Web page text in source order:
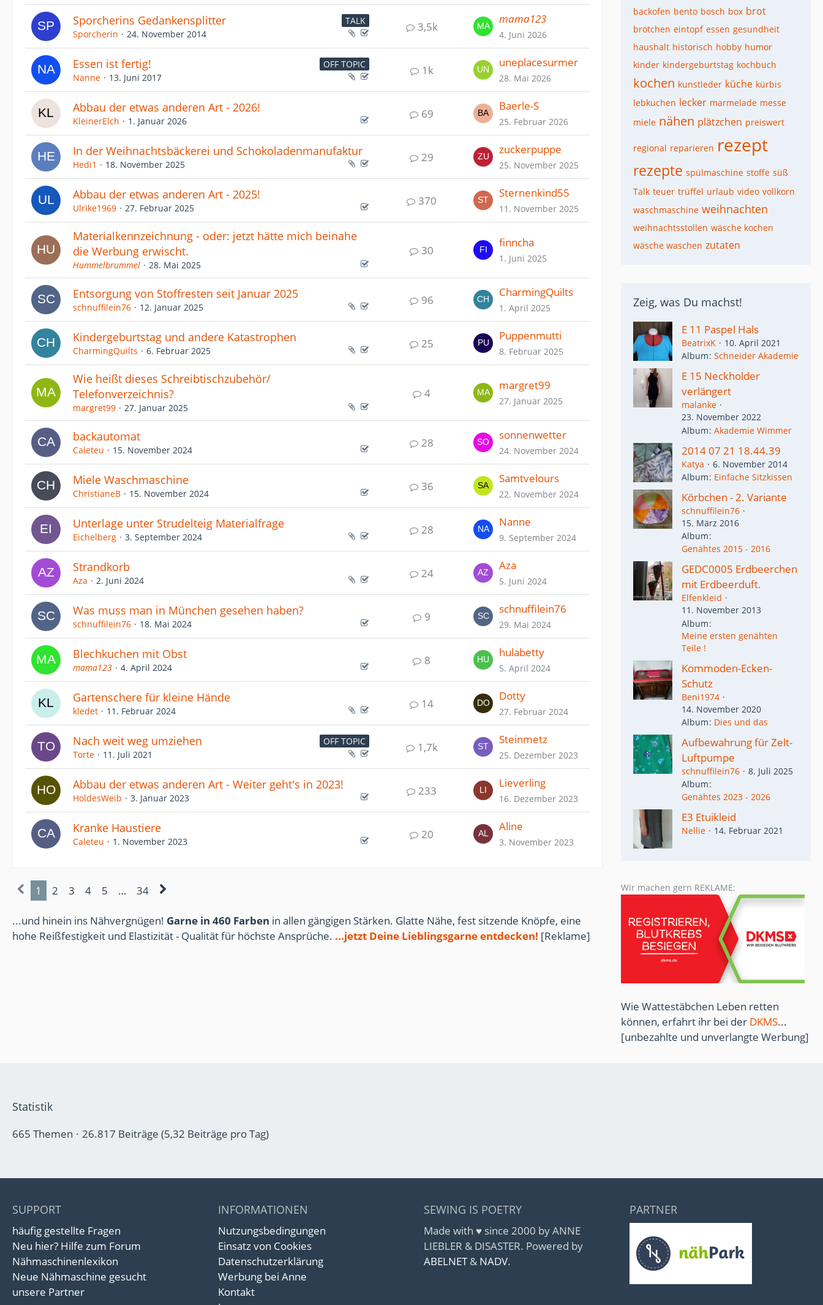
TALK
Sporcherins Gedankensplitter
Sporcherin 24. November 2014
3,5k
mama123
4. Juni 2026
OFF TOPIC
Essen ist fertig!
Nanne 13. Juni 2017
1k
uneplacesurmer
28. Mai 2026
Abbau der etwas anderen Art - 2026!
KleinerElch 1. Januar 2026
69
Baerle-S
25. Februar 2026
In der Weihnachtsbäckerei und Schokoladenmanufaktur
Hedi1 18. November 2025
29
zuckerpuppe
25. November 2025
Abbau der etwas anderen Art - 2025!
Ulrike1969 27. Februar 2025
370
Sternenkind55
11. November 2025
Materialkennzeichnung - oder: jetzt hätte mich beinahe
die Werbung erwischt.
Hummelbrummel 28. Mai 2025
30
finncha
1. Juni 2025
Entsorgung von Stoffresten seit Januar 2025
schnuffilein76 12. Januar 2025
96
CharmingQuilts
1. April 2025
Kindergeburtstag und andere Katastrophen
CharmingQuilts 6. Februar 2025
25
Puppenmutti
8. Februar 2025
Wie heißt dieses Schreibtischzubehör/
Telefonverzeichnis?
margret99 27. Januar 2025
4
margret99
27. Januar 2025
backautomat
Caleteu 15. November 2024
28
sonnenwetter
24. November 2024
Miele Waschmaschine
ChristianeB 15. November 2024
36
Samtvelours
22. November 2024
Unterlage unter Strudelteig Materialfrage
Eichelberg 3. September 2024
28
Nanne
9. September 2024
Strandkorb
Aza 2. Juni 2024
24
Aza
5. Juni 2024
Was muss man in München gesehen haben?
schnuffilein76 18. Mai 2024
9
schnuffilein76
29. Mai 2024
Blechkuchen mit Obst
mama123 4. April 2024
8
hulabetty
5. April 2024
Gartenschere für kleine Hände
kledet 11. Februar 2024
14
Dotty
27. Februar 2024
OFF TOPIC
Nach weit weg umziehen
Torte 11. Juli 2021
1,7k
Steinmetz
25. Dezember 2023
Abbau der etwas anderen Art - Weiter geht's in 2023!
HoldesWeib 3. Januar 2023
233
Lieverling
16. Dezember 2023
Kranke Haustiere
Caleteu 1. November 2023
20
Aline
3. November 2023
1 2 3 4 5 … 34
...und hinein ins Nähvergnügen! Garne in 460 Farben in allen gängigen Stärken. Glatte Nähe, fest sitzende Knöpfe, eine
hohe Reißfestigkeit und Elastizität - Qualität für höchste Ansprüche. ...jetzt Deine Lieblingsgarne entdecken! [Reklame]
backofen bento bosch box brot
brötchen eintopf essen gesundheit
haushalt historisch hobby humor
kinder kindergeburtstag kochbuch
kochen kunstleder küche kürbis
lebkuchen lecker marmelade messe
miele nähen plätzchen preiswert
regional reparieren rezept
rezepte spülmaschine stoffe süß
Talk teuer trüffel urlaub video vollkorn
waschmaschine weihnachten
weihnachtsstollen wäsche kochen
wäsche waschen zutaten
Zeig, was Du machst!
E 11 Paspel Hals
BeatrixK
10. April 2021
Album Schneider Akademie
E 15 Neckholder
verlängert
malanke
23. November 2022
Album Akademie Wimmer
2014 07 21 18.44.39
Katya
6. November 2014
Album Einfache Sitzkissen
Körbchen - 2. Variante
schnuffilein76
15. März 2016
Album
Genähtes 2015 - 2016
GEDC0005 Erdbeerchen
mit Erdbeerduft.
Elfenkleid
11. November 2013
Album
Meine ersten genähten
Teile !
Kommoden-Ecken-
Schutz
Beni1974
14. November 2020
Album Dies und das
Aufbewahrung für Zelt-
Luftpumpe
schnuffilein76
8. Juli 2025
Album
Genähtes 2023 - 2026
E3 Etuikleid
Nellie 14. Februar 2021
Wir machen gern REKLAME:
Wie Wattestäbchen Leben retten
können, erfahrt ihr bei der DKMS...
[unbezahlte und unverlangte Werbung]
Statistik
665 Themen 26.817 Beiträge (5,32 Beiträge pro Tag)
SUPPORT
häufig gestellte Fragen
Neu hier? Hilfe zum Forum
Nähmaschinenlexikon
Neue Nähmaschine gesucht
unsere Partner
INFORMATIONEN
Nutzungsbedingungen
Einsatz von Cookies
Datenschutzerklärung
Werbung bei Anne
Kontakt
SEWING IS POETRY
Made with ♥ since 2000 by ANNE
LIEBLER & DISASTER. Powered by
ABELNET& NADV.
PARTNER